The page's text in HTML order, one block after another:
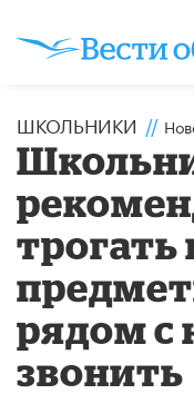
ШКОЛЬНИКИ //
рядом с
звонить